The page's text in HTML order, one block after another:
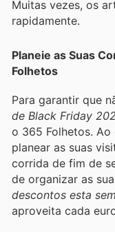
Muitas vezes, os
rapidamente.
Planeie as Suas
Folhetos
Para garantir que
de Black Friday
o 365 Folhetos.
planear as suas
corrida de fim de
de organizar as
descontos esta
aproveita cada